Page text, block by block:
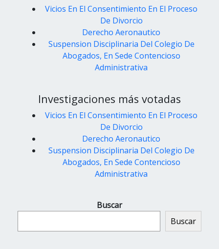
Vicios En El Consentimiento En El Proceso
De Divorcio
Derecho Aeronautico
Suspension Disciplinaria Del Colegio De
Abogados, En Sede Contencioso
Administrativa
Investigaciones más votadas
Vicios En El Consentimiento En El Proceso
De Divorcio
Derecho Aeronautico
Suspension Disciplinaria Del Colegio De
Abogados, En Sede Contencioso
Administrativa
Buscar
Buscar